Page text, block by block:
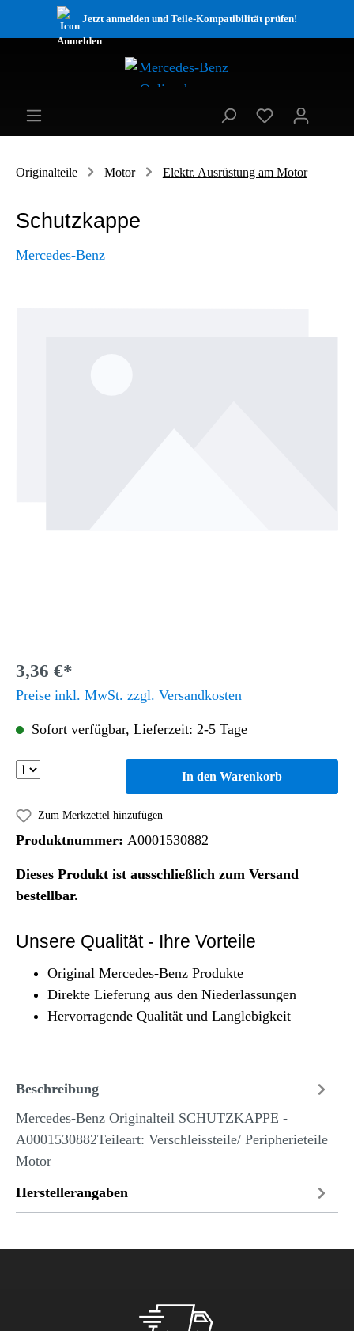
Jetzt anmelden und Teile-Kompatibilität prüfen!
Originalteile Motor Elektr. Ausrüstung am Motor
Schutzkappe
Mercedes-Benz
3,36 €*
Preise inkl. MwSt. zzgl. Versandkosten
Sofort verfügbar, Lieferzeit: 2-5 Tage
In den Warenkorb
Zum Merkzettel hinzufügen
Produktnummer: A0001530882
Dieses Produkt ist ausschließlich zum Versand
bestellbar.
Unsere Qualität - Ihre Vorteile
Original Mercedes-Benz Produkte
Direkte Lieferung aus den Niederlassungen
Hervorragende Qualität und Langlebigkeit
Beschreibung
Mercedes-Benz Originalteil SCHUTZKAPPE -
A0001530882Teileart: Verschleissteile/ Peripherieteile
Motor
Herstellerangaben